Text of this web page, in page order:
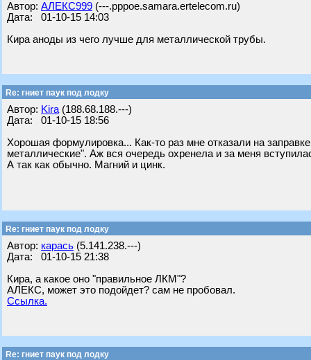
Автор: АЛЕКС999 (---.pppoe.samara.ertelecom.ru)
Дата: 01-10-15 14:03
Кира аноды из чего лучше для металлической трубы.
Re: гниет паук под лодку
Автор: Kira (188.68.188.---)
Дата: 01-10-15 18:56
Хорошая формулировка... Как-то раз мне отказали на
металлические". Аж вся очередь охренела и за меня
А так как обычно. Магний и цинк.
Re: гниет паук под лодку
Автор: карась (5.141.238.---)
Дата: 01-10-15 21:38
Кира, а какое оно "правильное ЛКМ"?
АЛЕКС, может это подойдет? сам не пробовал.
Ссылка.
Re: гниет паук под лодку